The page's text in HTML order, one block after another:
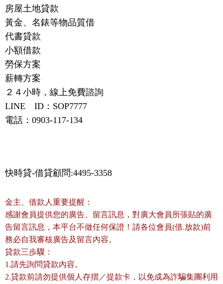
房屋土地貸款
黃金、名錶等物品質借
代書貸款
小額借款
勞保方案
薪轉方案
２４小時，線上免費諮詢
LINE ID：SOP7777
電話：0903-117-134
快時貸-借貸顧問:4495-3358
金主、借款人重要提醒：
感謝會員提供您的廣告、留言訊息，對廣大會員所張貼的廣
告留言訊息，本平台不做任何保證！請各位會員(借.放款)前
務必自我審核廣告及留言內容。
貸款三歩驟：
1.請先詢問貸款內容。
2.貸款前請勿提供個人存摺／提款卡，以免成為詐騙集團利用